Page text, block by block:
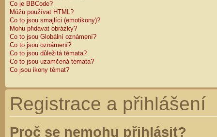
Co je BBCode?
Můžu používat HTML?
Co to jsou smajlíci (emotikony)?
Mohu přidávat obrázky?
Co to jsou Globální oznámení?
Co to jsou oznámení?
Co to jsou důležitá témata?
Co to jsou uzamčená témata?
Co jsou ikony témat?
Registrace a přihlášení
Proč se nemohu přihlásit?